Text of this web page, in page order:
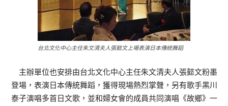
台北文化中心主任朱文清夫人張懿文上場表演日本傳統舞蹈
主辦單位也安排由台北文化中心主任朱文清夫人張懿文粉墨
登場，表演日本傳統舞蹈，獲得現場熱烈掌聲，另有歌手黑川
泰子演唱多首日文歌，並和婦女會的成員共同演唱《故鄉》一